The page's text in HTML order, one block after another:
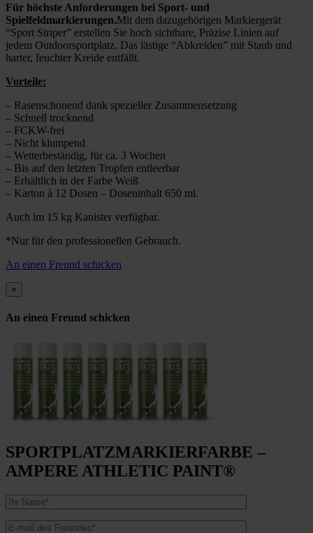
Für höchste Anforderungen bei Sport- und
Spielfeldmarkierungen.Mit dem dazugehörigen Markiergerät
“Sport Striper” erstellen Sie hoch sichtbare, Präzise Linien auf
jedem Outdoorsportplatz. Das lästige “Abkreiden” mit Staub und
harter, feuchter Kreide entfällt.
Vorteile:
– Rasenschonend dank spezieller Zusammensetzung
– Schnell trocknend
– FCKW-frei
– Nicht klumpend
– Wetterbeständig, für ca. 3 Wochen
– Bis auf den letzten Tropfen entleerbar
– Erhältlich in der Farbe Weiß
– Karton à 12 Dosen – Doseninhalt 650 ml.
Auch im 15 kg Kanister verfügbar.
*Nur für den professionellen Gebrauch.
An einen Freund schicken
×
An einen Freund schicken
SPORTPLATZMARKIERFARBE –
AMPERE ATHLETIC PAINT®